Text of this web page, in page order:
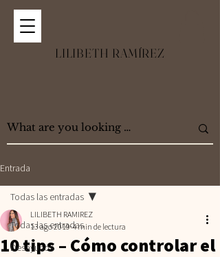
LILIBETH RAMÍREZ
Entrada
Todas las entradas
Desayunos
Todas las entradas
10 tips – Cómo controlar el
LILIBETH RAMIREZ
13 ago 2019 4 min de lectura